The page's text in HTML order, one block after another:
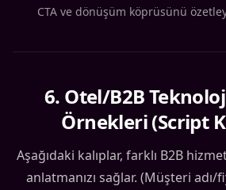
CTA ve dönüşüm köprüsünü
6. Otel/B2B
Örnekleri (Script
Aşağıdaki kalıplar, farklı B2B
anlatmanızı sağlar. (Müşteri